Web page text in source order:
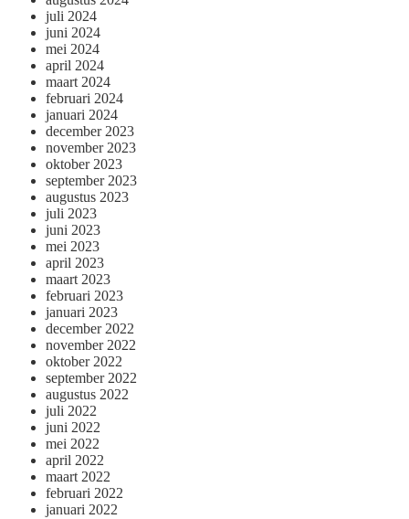
juli 2024
juni 2024
mei 2024
april 2024
maart 2024
februari 2024
januari 2024
december 2023
november 2023
oktober 2023
september 2023
augustus 2023
juli 2023
juni 2023
mei 2023
april 2023
maart 2023
februari 2023
januari 2023
december 2022
november 2022
oktober 2022
september 2022
augustus 2022
juli 2022
juni 2022
mei 2022
april 2022
maart 2022
februari 2022
januari 2022